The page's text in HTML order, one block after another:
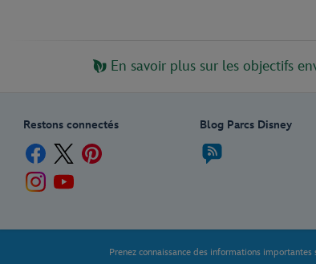
En savoir plus sur les objectifs
Restons connectés Blog Parcs Disney
Prenez connaissance des informations importantes